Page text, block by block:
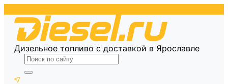
Дизельное топливо с доставкой в Ярославле